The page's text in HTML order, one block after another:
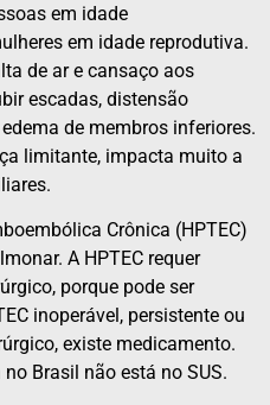
em idade
em idade reprodutiva.
de are cansaço aos
escadas, distensão
de membros inferiores.
limitante, impacta muito a
Crônica (HPTEC)
. A HPTEC requer
porque pode ser
inoperável, persistente ou
existe medicamento.
Brasil não está no SUS.